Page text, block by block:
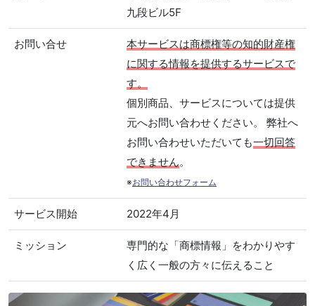
九段ビル5F
お問い合せ
本サービスは商標権等の知的財産権
に関する情報を提供するサービスで
す。
個別商品、サービスについては提供
元へお問い合わせください。 弊社へ
お問い合わせいただいても一切回答
できません。
※お問い合わせフォーム
サービス開始 2022年4月
ミッション
専門的な「商標情報」をわかりやす
く広く一般の方々に伝えること